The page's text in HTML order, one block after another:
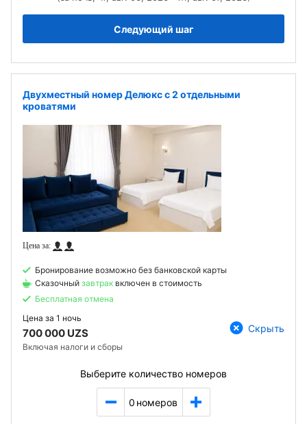
Следующий шаг
Двухместный номер Делюкс с 2 отдельными
кроватями
Бронирование возможно без банковской карты
Сказочный завтрак включен в стоимость
Бесплатная отмена
Цена за 1 ночь
700 000 UZS
Включая налоги и сборы
Скрыть
Выберите количество номеров
0 номеров